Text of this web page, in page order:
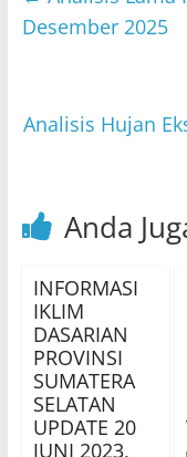
A b
k
Desember 2025
Analisis Hujan
Anda
INFORMASI
IKLIM
DASARIAN
PROVINSI
SUMATERA
SELATAN
UPDATE 20
JUNI 2023,